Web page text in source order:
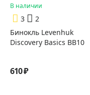
В наличии
3
2
Бинокль Levenhuk
Discovery Basics BB10
610 ₽